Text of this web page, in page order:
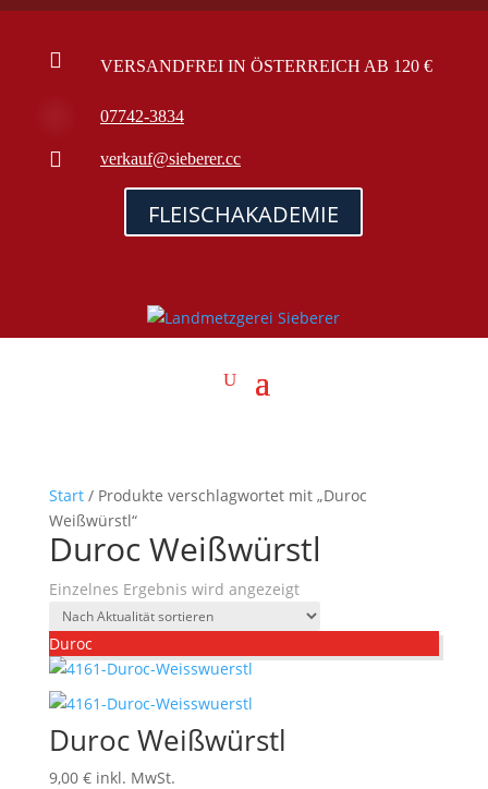
 VERSANDFREI IN ÖSTERREICH AB 120 €
07742-3834
 verkauf@sieberer.cc
FLEISCHAKADEMIE
Start/ Produkte verschlagwortet mit „Duroc
Weißwürstl“
Duroc Weißwürstl
Einzelnes Ergebnis wird angezeigt
Duroc
Duroc Weißwürstl
9,00 € inkl. MwSt.